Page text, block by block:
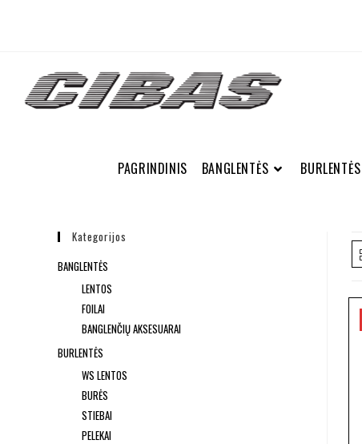
PAGRINDINIS BANGLENTĖS BURLENTĖS
Kategorijos
BANGLENTĖS
LENTOS
FOILAI
BANGLENČIŲ AKSESUARAI
BURLENTĖS
WS LENTOS
BURĖS
STIEBAI
PELEKAI